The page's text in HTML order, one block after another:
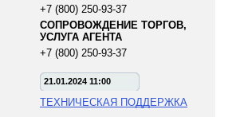
+7 (800) 250-93-37
СОПРОВОЖДЕНИЕ ТОРГОВ,
УСЛУГА АГЕНТА
+7 (800) 250-93-37
21.01.2024 11:00
ТЕХНИЧЕСКАЯ ПОДДЕРЖКА